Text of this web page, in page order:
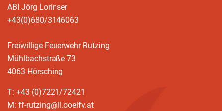
ABI Jörg Lorinser
+43(0)680/3146063
Freiwillige Feuerwehr Rutzing
Mühlbachstraße 73
4063 Hörsching
T: +43 (0)7221/72421
M: ff-rutzing@ll.ooelfv.at